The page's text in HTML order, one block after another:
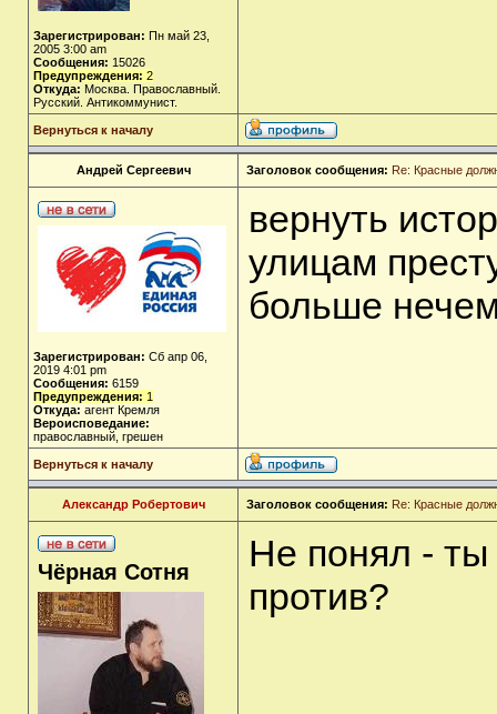
Зарегистрирован: Пн май 23,
2005 3:00 am
Сообщения: 15026
Предупреждения: 2
Откуда: Москва. Православный.
Русский. Антикоммунист.
Вернуться к началу
Андрей Сергеевич Заголовок сообщения: Re: Красные
Зарегистрирован: Сб апр 06,
2019 4:01 pm
Сообщения: 6159
Предупреждения: 1
Откуда: агент Кремля
Вероисповедание:
православный, грешен
вернуть
улицам
больше
Вернуться к началу
Александр Робертович Заголовок сообщения: Re: Красные
Чёрная Сотня
Не понял - ты
против?